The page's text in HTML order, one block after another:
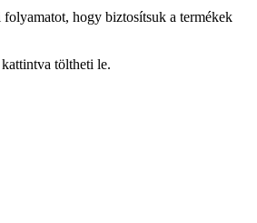
hogy biztosítsuk a termékek
töltheti le.